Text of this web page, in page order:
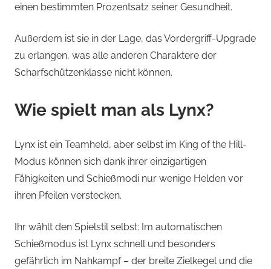
einen bestimmten Prozentsatz seiner Gesundheit.
Außerdem ist sie in der Lage, das Vordergriff-Upgrade
zu erlangen, was alle anderen Charaktere der
Scharfschützenklasse nicht können.
Wie spielt man als Lynx?
Lynx ist ein Teamheld, aber selbst im King of the Hill-
Modus können sich dank ihrer einzigartigen
Fähigkeiten und Schießmodi nur wenige Helden vor
ihren Pfeilen verstecken.
Ihr wählt den Spielstil selbst: Im automatischen
Schießmodus ist Lynx schnell und besonders
gefährlich im Nahkampf – der breite Zielkegel und die